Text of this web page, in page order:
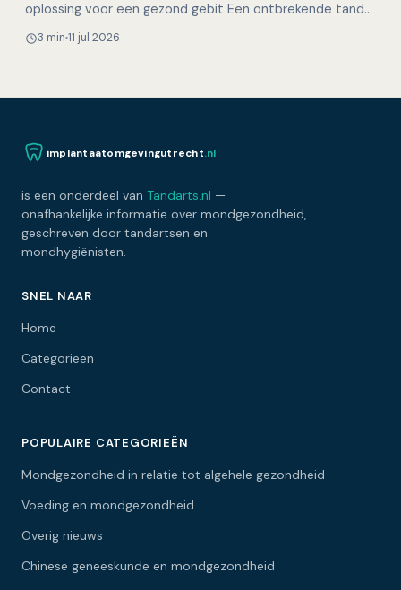
oplossing voor een gezond gebit Een ontbrekende tand
lachen…
3 min 11 jul 2026
implantaatomgevingutrecht.nl
is een onderdeel van Tandarts.nl —
onafhankelijke informatie over mondgezondheid,
geschreven door tandartsen en
mondhygiënisten.
SNEL NAAR
Home
Categorieën
Contact
POPULAIRE CATEGORIEËN
Mondgezondheid in relatie tot algehele gezondheid
Voeding en mondgezondheid
Overig nieuws
Chinese geneeskunde en mondgezondheid